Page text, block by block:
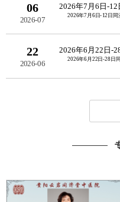
06
2026-07
2026年7月6日-12
2026年7月6日-12日同
22
2026-06
2026年6月22日-
2026年6月22日-28日